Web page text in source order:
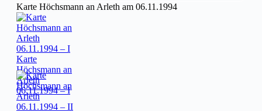
Karte Höchsmann an Arleth am 06.11.1994
Karte
Höchsmann an
Arleth
06.11.1994 – I